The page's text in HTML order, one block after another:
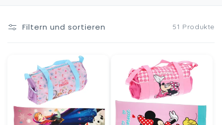
Filtern und sortieren 51 Produkte